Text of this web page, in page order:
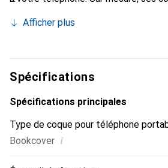
l'accessoire chic et essentiel de
haute qualité, la marque Noreve est
clientèle exigeante.
Afficher plus
Spécifications
Spécifications principales
Type de coque pour téléphone
Bookcover i